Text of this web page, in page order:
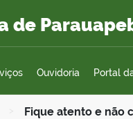
de
Ouvidoria Portal
Fique atento e não